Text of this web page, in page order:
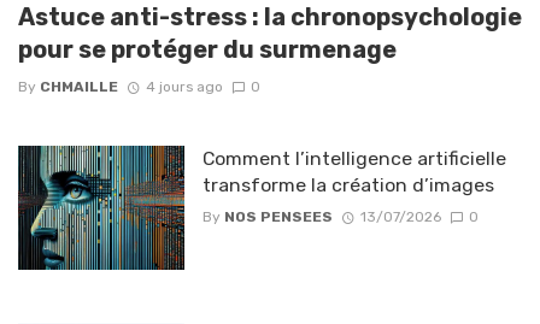
Astuce anti-stress : la chronopsychologie
pour se protéger du surmenage
By CHMAILLE 4 jours ago 0
Comment l’intelligence artificielle
transforme la création d’images
By NOS PENSEES 13/07/2026 0